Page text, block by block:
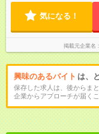
気になる！
掲載元企業名
興味のあるバイト は、
保存した求人は、後からま
企業からアプローチが届くこ